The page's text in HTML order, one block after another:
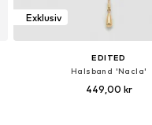
Exklusiv
EDITED
Halsband 'Nacla'
449,00 kr